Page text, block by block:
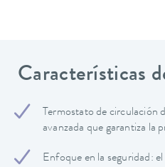
Características
Termostato de circulación
avanzada que garantiza la
Enfoque en la seguridad: